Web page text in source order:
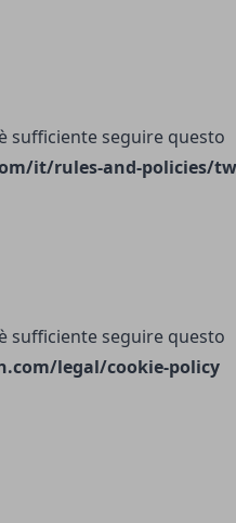
sufficiente seguire questo
it/rules-and-policies/
sufficiente seguire questo
legal/cookie-policy